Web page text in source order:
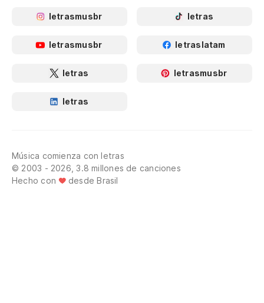
letrasmusbr letras
letrasmusbr letraslatam
letras letrasmusbr
letras
Música comienza con letras
© 2003 - 2026, 3.8 millones de canciones
Hecho con
desde Brasil